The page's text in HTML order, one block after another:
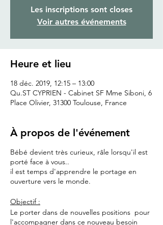
Les inscriptions sont closes
Voir autres événements
Heure et lieu
18 déc. 2019, 12:15 – 13:00
Qu.ST CYPRIEN - Cabinet SF Mme Siboni, 6
Place Olivier, 31300 Toulouse, France
À propos de l'événement
Bébé devient très curieux, râle lorsqu'il est
porté face à vous..
il est temps d'apprendre le portage en
ouverture vers le monde.
Objectif :
Le porter dans de nouvelles positions pour
l'accompagner dans ce nouveau besoin